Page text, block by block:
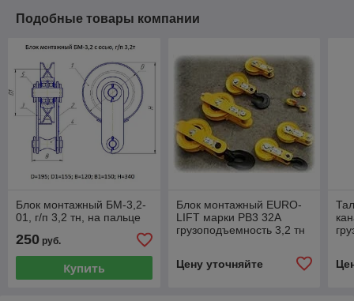
Подобные товары компании
Блок монтажный БМ-3,2-
01, г/п 3,2 тн, на пальце
250 руб.
Купить
Блок монтажный EURO-
LIFT марки РВ3 32А
грузоподъемность 3,2 тн
Цену уточняйте